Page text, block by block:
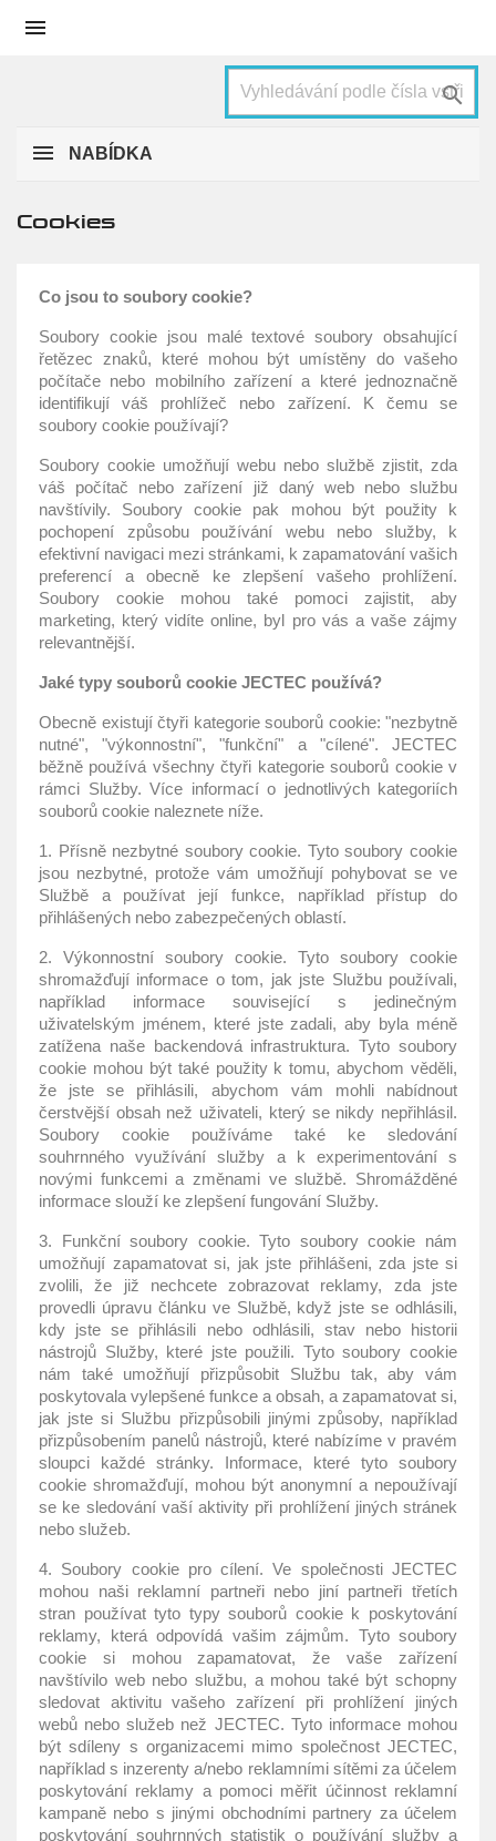


NABÍDKA
Cookies
Co jsou to soubory cookie?
Soubory cookie jsou malé textové soubory obsahující
řetězec znaků, které mohou být umístěny do vašeho
počítače nebo mobilního zařízení a které jednoznačně
identifikují váš prohlížeč nebo zařízení. K čemu se
soubory cookie používají?
Soubory cookie umožňují webu nebo službě zjistit, zda
váš počítač nebo zařízení již daný web nebo službu
navštívily. Soubory cookie pak mohou být použity k
pochopení způsobu používání webu nebo služby, k
efektivní navigaci mezi stránkami, k zapamatování vašich
preferencí a obecně ke zlepšení vašeho prohlížení.
Soubory cookie mohou také pomoci zajistit, aby
marketing, který vidíte online, byl pro vás a vaše zájmy
relevantnější.
Jaké typy souborů cookie JECTEC používá?
Obecně existují čtyři kategorie souborů cookie: "nezbytně
nutné", "výkonnostní", "funkční" a "cílené". JECTEC
běžně používá všechny čtyři kategorie souborů cookie v
rámci Služby. Více informací o jednotlivých kategoriích
souborů cookie naleznete níže.
1. Přísně nezbytné soubory cookie. Tyto soubory cookie
jsou nezbytné, protože vám umožňují pohybovat se ve
Službě a používat její funkce, například přístup do
přihlášených nebo zabezpečených oblastí.
2. Výkonnostní soubory cookie. Tyto soubory cookie
shromažďují informace o tom, jak jste Službu používali,
například informace související s jedinečným
uživatelským jménem, které jste zadali, aby byla méně
zatížena naše backendová infrastruktura. Tyto soubory
cookie mohou být také použity k tomu, abychom věděli,
že jste se přihlásili, abychom vám mohli nabídnout
čerstvější obsah než uživateli, který se nikdy nepřihlásil.
Soubory cookie používáme také ke sledování
souhrnného využívání služby a k experimentování s
novými funkcemi a změnami ve službě. Shromážděné
informace slouží ke zlepšení fungování Služby.
3. Funkční soubory cookie. Tyto soubory cookie nám
umožňují zapamatovat si, jak jste přihlášeni, zda jste si
zvolili, že již nechcete zobrazovat reklamy, zda jste
provedli úpravu článku ve Službě, když jste se odhlásili,
kdy jste se přihlásili nebo odhlásili, stav nebo historii
nástrojů Služby, které jste použili. Tyto soubory cookie
nám také umožňují přizpůsobit Službu tak, aby vám
poskytovala vylepšené funkce a obsah, a zapamatovat si,
jak jste si Službu přizpůsobili jinými způsoby, například
přizpůsobením panelů nástrojů, které nabízíme v pravém
sloupci každé stránky. Informace, které tyto soubory
cookie shromažďují, mohou být anonymní a nepoužívají
se ke sledování vaší aktivity při prohlížení jiných stránek
nebo služeb.
4. Soubory cookie pro cílení. Ve společnosti JECTEC
mohou naši reklamní partneři nebo jiní partneři třetích
stran používat tyto typy souborů cookie k poskytování
reklamy, která odpovídá vašim zájmům. Tyto soubory
cookie si mohou zapamatovat, že vaše zařízení
navštívilo web nebo službu, a mohou také být schopny
sledovat aktivitu vašeho zařízení při prohlížení jiných
webů nebo služeb než JECTEC. Tyto informace mohou
být sdíleny s organizacemi mimo společnost JECTEC,
například s inzerenty a/nebo reklamními sítěmi za účelem
poskytování reklamy a pomoci měřit účinnost reklamní
kampaně nebo s jinými obchodními partnery za účelem
poskytování souhrnných statistik o používání služby a